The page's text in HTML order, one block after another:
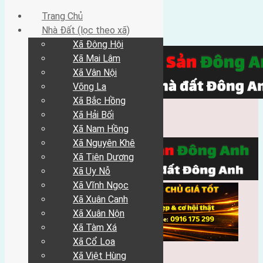
Trang Chủ
Trang Chủ
Nhà Đất (lọc theo xã)
Xã Đông Hội
Xã Mai Lâm
Xã Vân Nội
Võng La
Xã Bắc Hồng
Xã Hải Bối
Xã Nam Hồng
Xã Nguyên Khê
Xã Tiên Dương
Xã Uy Nỗ
Xã Vĩnh Ngọc
Xã Xuân Canh
Xã Xuân Nộn
Xã Tàm Xá
Xã Cổ Loa
Xã Việt Hùng